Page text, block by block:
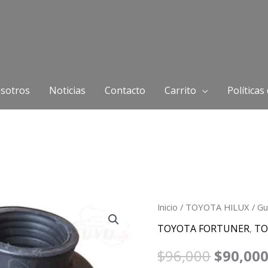
Noticias Contacto Carrito Políticas
Inicio / TOYOTA HILUX /
TOYOTA FORTUNER,
$96,000
El
precio
original
$90,000
Guardapolvo
Eje
Caja